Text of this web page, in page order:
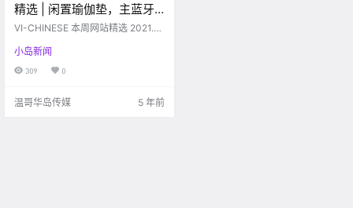
精选 | 闲置瑜伽垫，主蓝牙
音箱，雅思真题集；gordon
物，求租房清洁公司；牛魔
王，piz
VI-CHINESE 本周网站精选 2021.0
e.com 闲置篇 # 出两套瑜伽垫➕泡
沫滚轮 【闲置】出两套 瑜伽垫➕泡
小岛新闻
309 0
温哥华岛传媒 5 年前